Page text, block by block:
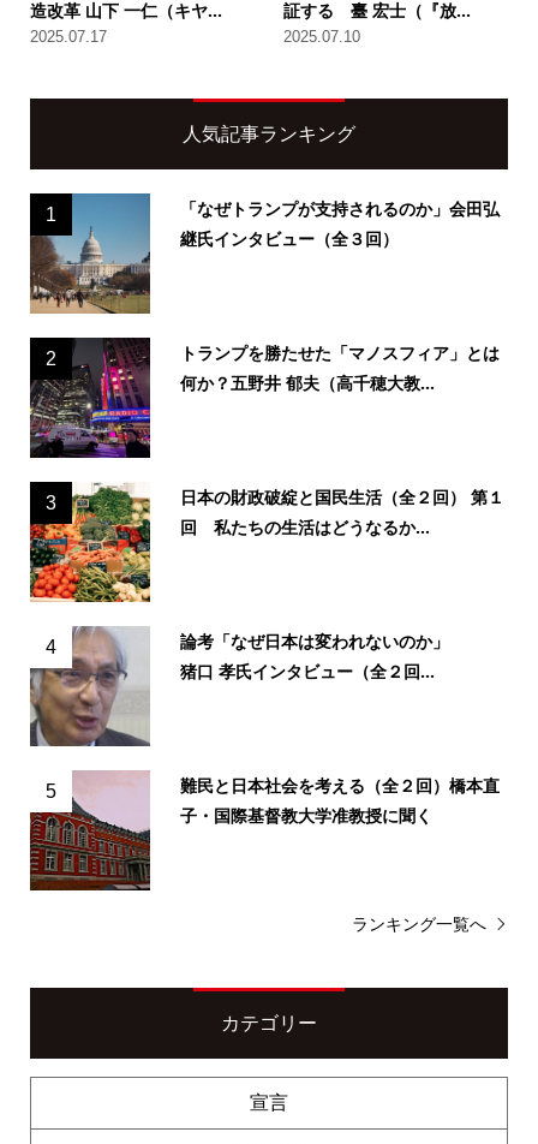
造改革 山下 一仁（キヤ...
2025.07.17
証する 臺 宏士（『放...
2025.07.10
人気記事ランキング
1
「なぜトランプが支持されるのか」会田弘
継氏インタビュー（全３回）
2
トランプを勝たせた「マノスフィア」とは
何か？五野井 郁夫（高千穂大教...
3
日本の財政破綻と国民生活（全２回） 第１
回 私たちの生活はどうなるか...
4
論考「なぜ日本は変われないのか」
猪口 孝氏インタビュー（全２回...
5
難民と日本社会を考える（全２回）橋本直
子・国際基督教大学准教授に聞く
ランキング一覧へ
カテゴリー
宣言